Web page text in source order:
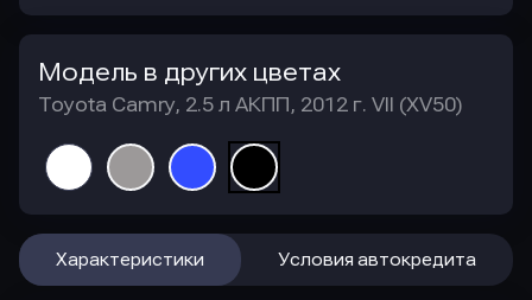
Модель в других цветах
Toyota Camry, 2.5 л АКПП, 2012 г. VII (XV50)
Характеристики Условия автокредита